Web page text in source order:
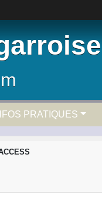
PRATIQUES